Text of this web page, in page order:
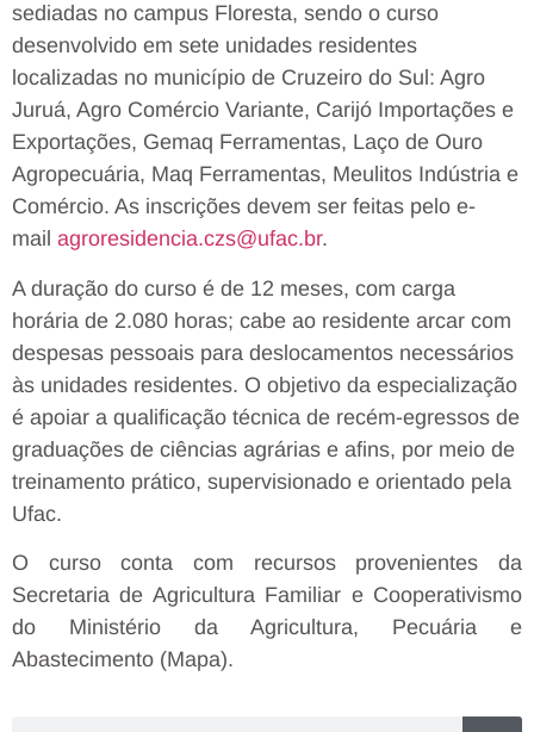
sediadas no campus Floresta, sendo o curso
desenvolvido em sete unidades residentes
localizadas no município de Cruzeiro do Sul: Agro
Juruá, Agro Comércio Variante, Carijó Importações e
Exportações, Gemaq Ferramentas, Laço de Ouro
Agropecuária, Maq Ferramentas, Meulitos Indústria e
Comércio. As inscrições devem ser feitas pelo e-
mail agroresidencia.czs@ufac.br.
A duração do curso é de 12 meses, com carga
horária de 2.080 horas; cabe ao residente arcar com
despesas pessoais para deslocamentos necessários
às unidades residentes. O objetivo da especialização
é apoiar a qualificação técnica de recém-egressos de
graduações de ciências agrárias e afins, por meio de
treinamento prático, supervisionado e orientado pela
Ufac.
O curso conta com recursos provenientes da
Secretaria de Agricultura Familiar e Cooperativismo
do Ministério da Agricultura, Pecuária e
Abastecimento (Mapa).